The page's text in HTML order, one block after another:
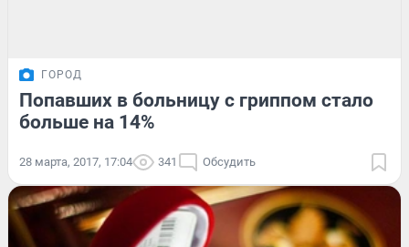
ГОРОД
Попавших в больницу с гриппом стало
больше на 14%
28 марта, 2017, 17:04 341 Обсудить